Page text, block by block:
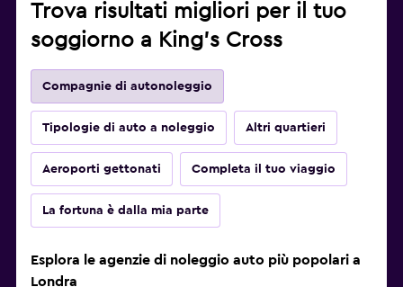
Trova risultati migliori per il tuo
soggiorno a King's Cross
Compagnie di autonoleggio
Tipologie di auto a noleggio Altri quartieri
Aeroporti gettonati Completa il tuo viaggio
La fortuna è dalla mia parte
Esplora le agenzie di noleggio auto più popolari a
Londra